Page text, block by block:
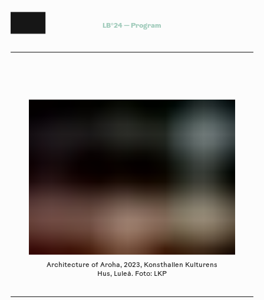
LB°24— Program
Architecture of Aroha, 2023, Konsthallen Kulturens
Hus, Luleå. Foto: LKP